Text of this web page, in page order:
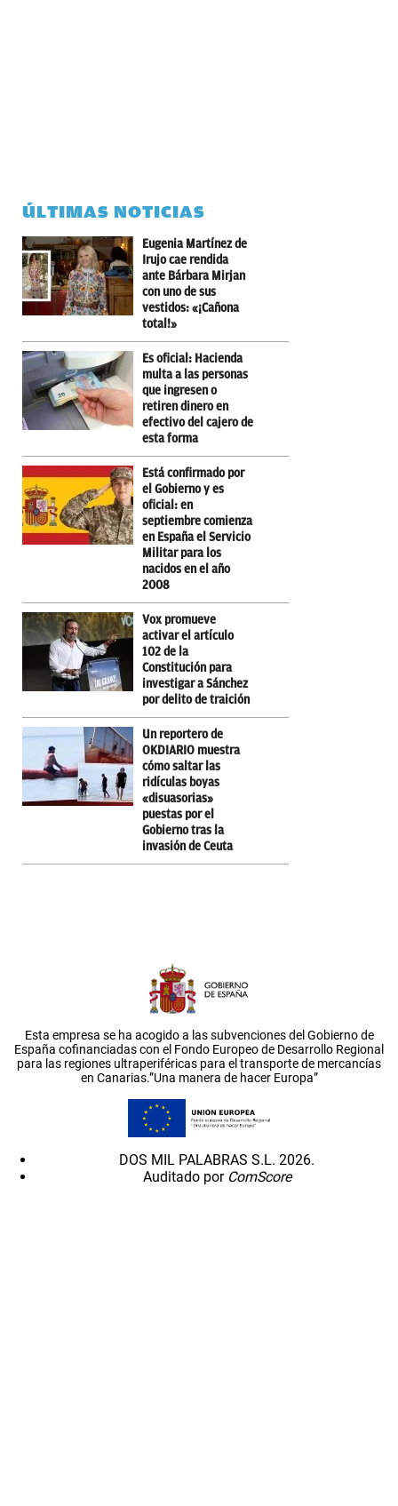
ÚLTIMAS NOTICIAS
Eugenia Martínez de
Irujo cae rendida
ante Bárbara Mirjan
con uno de sus
vestidos: «¡Cañona
total!»
Es oficial: Hacienda
multa a las personas
que ingresen o
retiren dinero en
efectivo del cajero de
esta forma
Está confirmado por
el Gobierno y es
oficial: en
septiembre comienza
en España el Servicio
Militar para los
nacidos en el año
2008
Vox promueve
activar el artículo
102 de la
Constitución para
investigar a Sánchez
por delito de traición
Un reportero de
OKDIARIO muestra
cómo saltar las
ridículas boyas
«disuasorias»
puestas por el
Gobierno tras la
invasión de Ceuta
Esta empresa se ha acogido a las subvenciones del Gobierno de
España cofinanciadas con el Fondo Europeo de Desarrollo Regional
para las regiones ultraperiféricas para el transporte de mercancías
en Canarias.”Una manera de hacer Europa”
DOS MIL PALABRAS S.L. 2026.
Auditado por ComScore